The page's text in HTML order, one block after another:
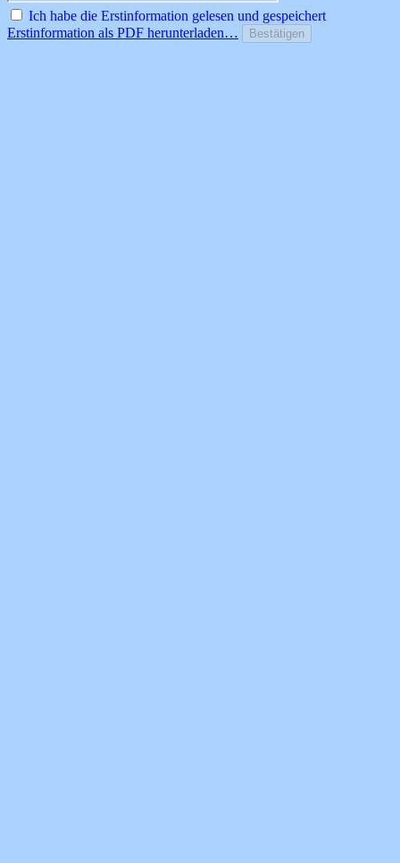
Ich habe die Erstinformation gelesen und gespeichert
Erstinformation als PDF herunterladen…
Bestätigen